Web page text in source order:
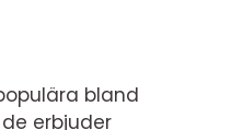
bland
erbjuder